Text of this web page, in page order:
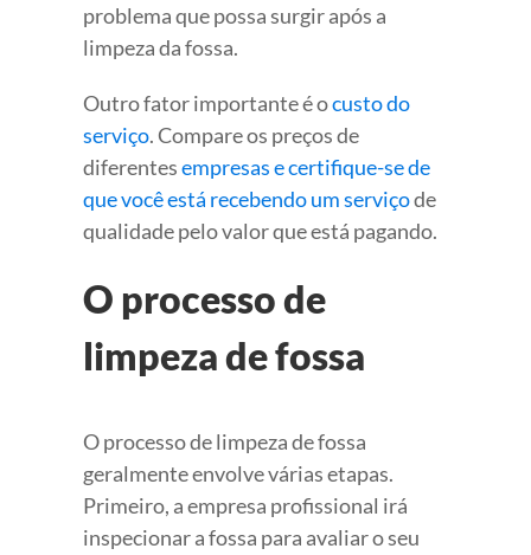
problema que possa surgir após a
limpeza da fossa.
Outro fator importante é ocusto do
serviço. Compare os preços de
diferentesempresas e certifique-se de
que você está recebendo um serviçode
qualidade pelo valor que está pagando.
O processo de
limpeza de fossa
O processo de limpeza de fossa
geralmente envolve várias etapas.
Primeiro, a empresa profissional irá
inspecionar a fossa para avaliar o seu